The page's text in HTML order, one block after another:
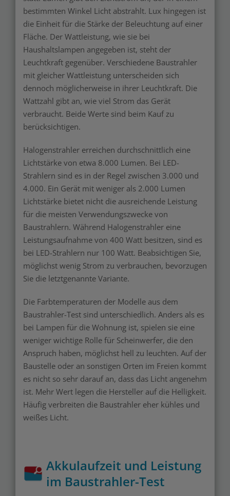
bestimmten Winkel Licht abstrahlt. Lux hingegen ist
die Einheit für die Stärke der Beleuchtung auf einer
Fläche. Der Wattleistung, wie sie bei
Haushaltslampen angegeben ist, steht der
Leuchtkraft gegenüber. Verschiedene Baustrahler
mit gleicher Wattleistung unterscheiden sich
dennoch möglicherweise in ihrer Leuchtkraft. Die
Wattzahl gibt an, wie viel Strom das Gerät
verbraucht. Beide Werte sind beim Kauf zu
berücksichtigen.
Halogenstrahler erreichen durchschnittlich eine
Lichtstärke von etwa 8.000 Lumen. Bei LED-
Strahlern sind es in der Regel zwischen 3.000 und
4.000. Ein Gerät mit weniger als 2.000 Lumen
Lichtstärke bietet nicht die ausreichende Leistung
für die meisten Verwendungszwecke von
Baustrahlern. Während Halogenstrahler eine
Leistungsaufnahme von 400 Watt besitzen, sind es
bei LED-Strahlern nur 100 Watt. Beabsichtigen Sie,
möglichst wenig Strom zu verbrauchen, bevorzugen
Sie die letztgenannte Variante.
Die Farbtemperaturen der Modelle aus dem
Baustrahler-Test sind unterschiedlich. Anders als es
bei Lampen für die Wohnung ist, spielen sie eine
weniger wichtige Rolle für Scheinwerfer, die den
Anspruch haben, möglichst hell zu leuchten. Auf der
Baustelle oder an sonstigen Orten im Freien kommt
es nicht so sehr darauf an, dass das Licht angenehm
ist. Mehr Wert legen die Hersteller auf die Helligkeit.
Häufig verbreiten die Baustrahler eher kühles und
weißes Licht.
Akkulaufzeit und Leistung
im Baustrahler-Test